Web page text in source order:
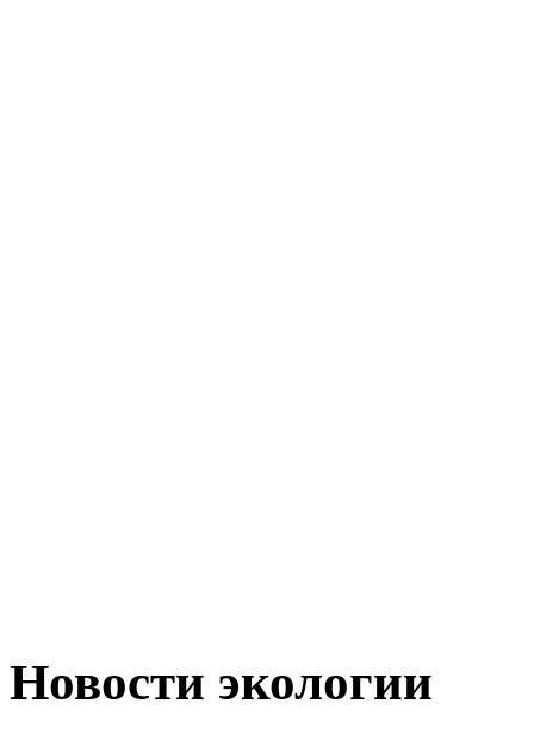
Новости экологии